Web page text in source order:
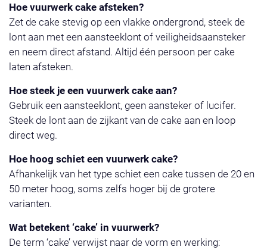
Hoe vuurwerk cake afsteken?
Zet de cake stevig op een vlakke ondergrond, steek de
lont aan met een aansteeklont of veiligheidsaansteker
en neem direct afstand. Altijd één persoon per cake
laten afsteken.
Hoe steek je een vuurwerk cake aan?
Gebruik een aansteeklont, geen aansteker of lucifer.
Steek de lont aan de zijkant van de cake aan en loop
direct weg.
Hoe hoog schiet een vuurwerk cake?
Afhankelijk van het type schiet een cake tussen de 20 en
50 meter hoog, soms zelfs hoger bij de grotere
varianten.
Wat betekent ‘cake’ in vuurwerk?
De term ‘cake’ verwijst naar de vorm en werking: